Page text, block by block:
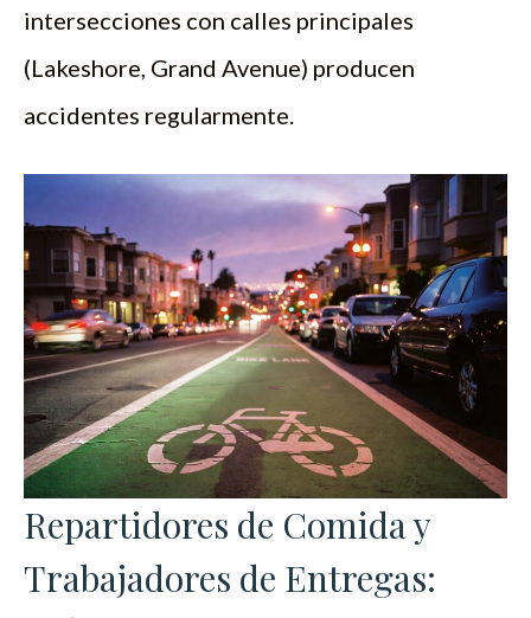
intersecciones con calles principales
(Lakeshore, Grand Avenue) producen
accidentes regularmente.
Repartidores de Comida y
Trabajadores de Entregas: